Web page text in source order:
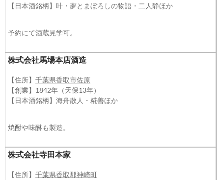
【日本酒銘柄】叶・夢とまぼろしの物語・二人静ほか
予約にて酒蔵見学可。
株式会社馬場本店酒造
【住所】 千葉県香取市佐原
【創業】1842年（天保13年）
【日本酒銘柄】海舟散人・糀善ほか
焼酎や味醂も製造。
株式会社寺田本家
【住所】 千葉県香取郡神崎町